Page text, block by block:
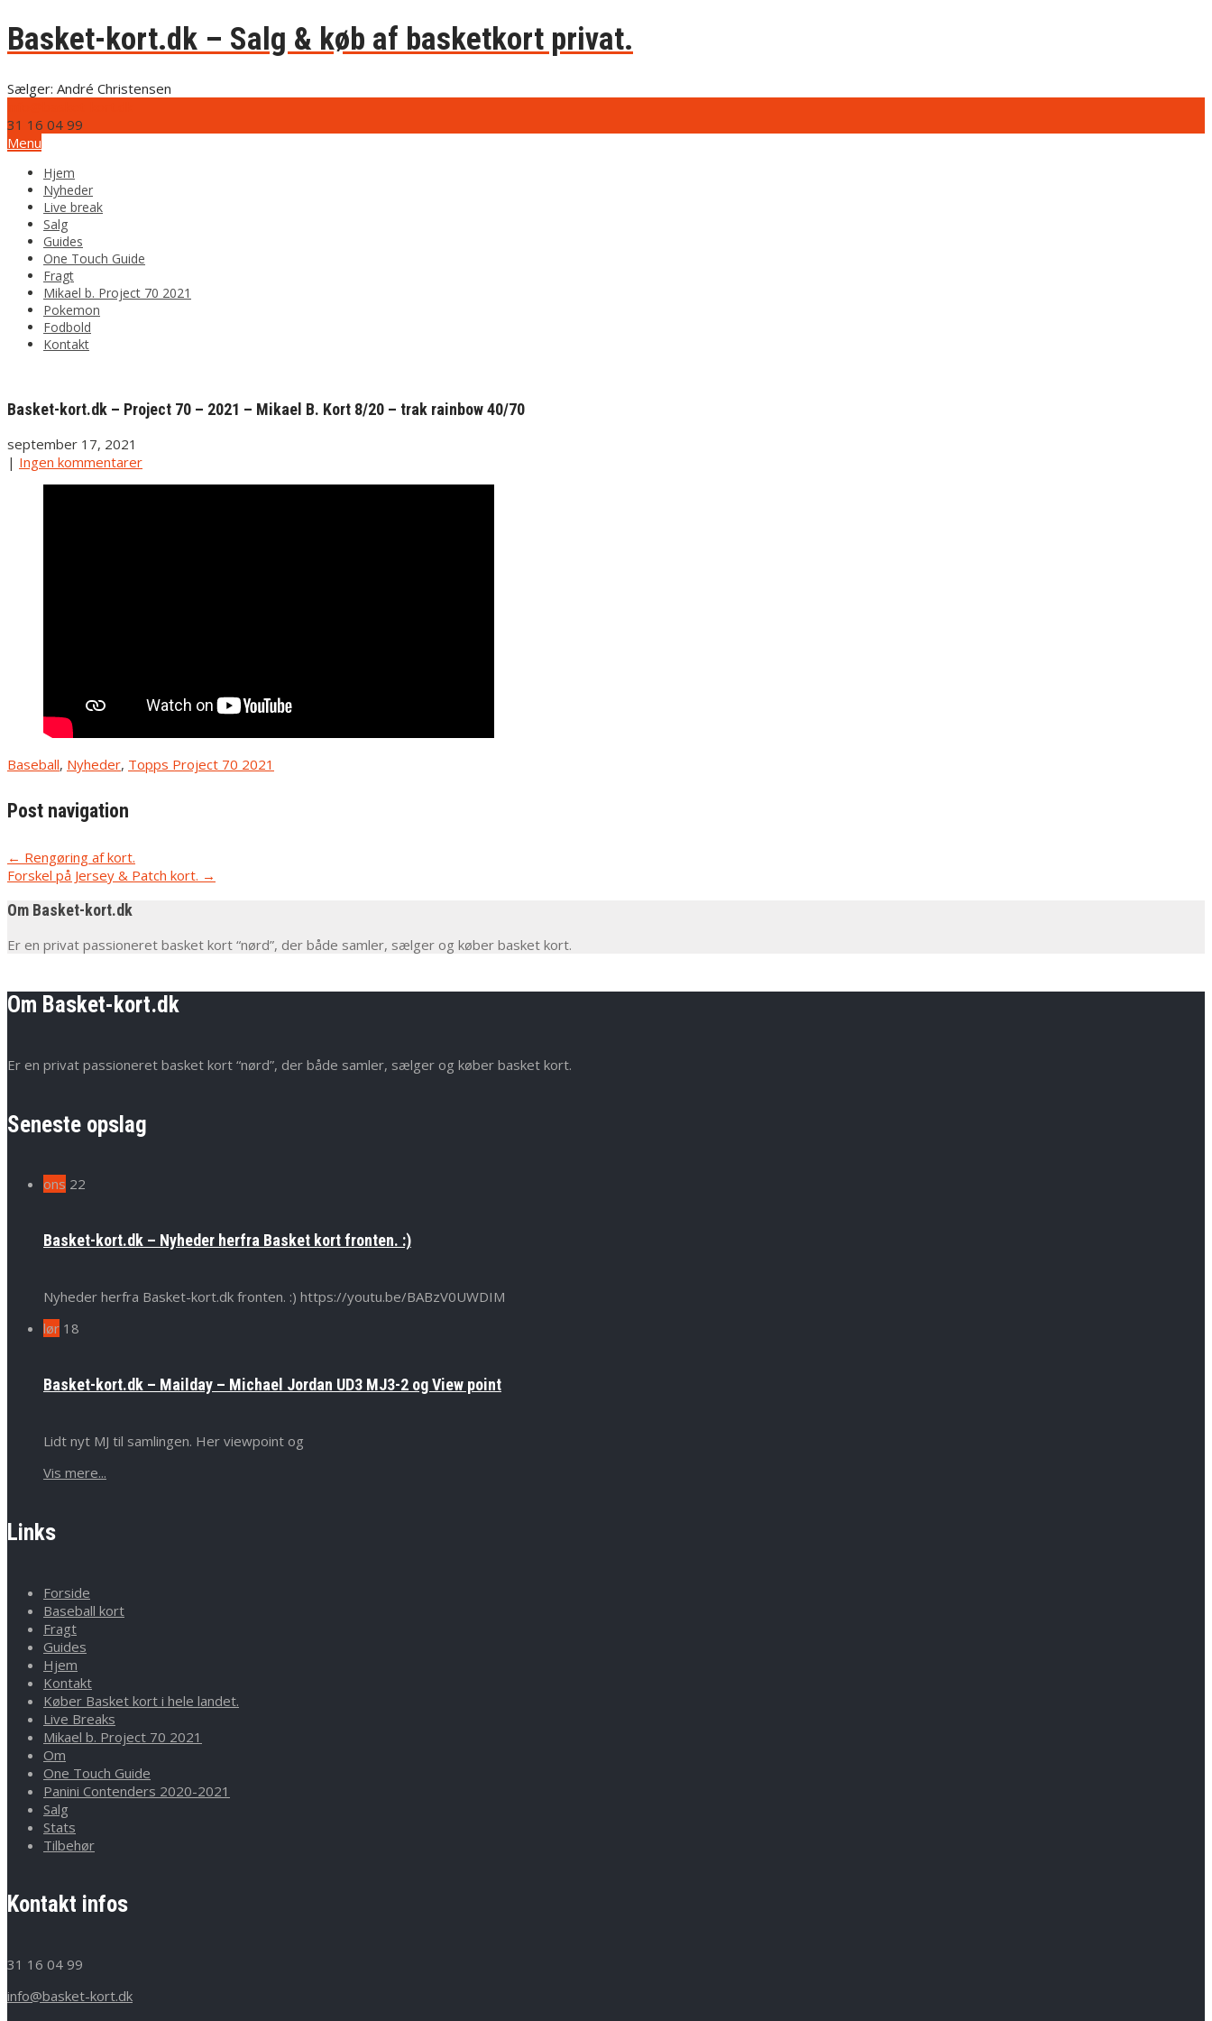
Basket-kort.dk – Salg & køb af basketkort privat.
Sælger: André Christensen
31 16 04 99
Menu
Hjem
Nyheder
Live break
Salg
Guides
One Touch Guide
Fragt
Mikael b. Project 70 2021
Pokemon
Fodbold
Kontakt
Basket-kort.dk – Project 70 – 2021 – Mikael B. Kort 8/20 – trak rainbow 40/70
september 17, 2021
| Ingen kommentarer
Baseball, Nyheder, Topps Project 70 2021
Post navigation
← Rengøring af kort.
Forskel på Jersey & Patch kort. →
Om Basket-kort.dk
Er en privat passioneret basket kort “nørd”, der både samler, sælger og køber basket kort.
Om Basket-kort.dk
Er en privat passioneret basket kort “nørd”, der både samler, sælger og køber basket kort.
Seneste opslag
ons 22
Basket-kort.dk – Nyheder herfra Basket kort fronten. :)
Nyheder herfra Basket-kort.dk fronten. :) https://youtu.be/BABzV0UWDIM
lør 18
Basket-kort.dk – Mailday – Michael Jordan UD3 MJ3-2 og View point
Lidt nyt MJ til samlingen. Her viewpoint og
Vis mere...
Links
Forside
Baseball kort
Fragt
Guides
Hjem
Kontakt
Køber Basket kort i hele landet.
Live Breaks
Mikael b. Project 70 2021
Om
One Touch Guide
Panini Contenders 2020-2021
Salg
Stats
Tilbehør
Kontakt infos
31 16 04 99
info@basket-kort.dk